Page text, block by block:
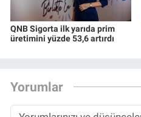
QNB Sigorta ilk yarıda prim
üretimini yüzde 53,6 artırdı
Yorumlar